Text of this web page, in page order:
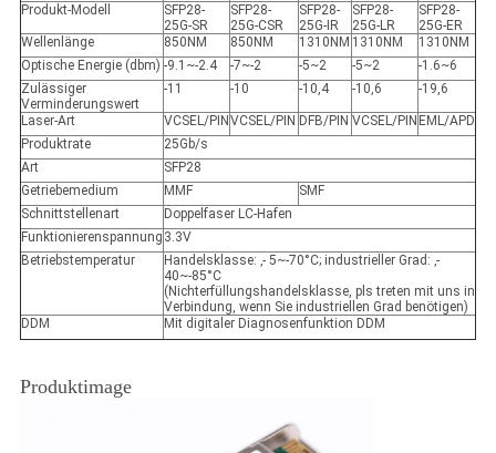
Produkt-Modell
SFP28-
25G-SR
SFP28-
25G-CSR
SFP28-
25G-IR
SFP28-
25G-LR
SFP28-
25G-ER
Wellenlänge
850NM 850NM 1310NM 1310NM
1310NM
Optische Energie (dbm) -9.1~-2.4 -7~-2 -5~2 -5~2
-1.6~6
Zulässiger
Verminderungswert
-11 -10 -10,4 -10,6 -19,6
Laser-Art VCSEL/PIN VCSEL/PIN DFB/PIN VCSEL/PIN EML/APD
Produktrate
25Gb/s
Art
SFP28
Getriebemedium
MMF
SMF
Schnittstellenart
Doppelfaser LC-Hafen
Funktionierenspannung 3.3V
Betriebstemperatur
Handelsklasse: ‚- 5~-70°C; industrieller Grad: ‚-
40~-85°C
(Nichterfüllungshandelsklasse, pls treten mit uns in
Verbindung, wenn Sie industriellen Grad benötigen)
DDM
Mit digitaler Diagnosenfunktion DDM
Produktimage